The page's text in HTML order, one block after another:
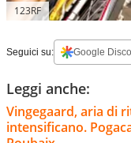
123RF
Seguici su: Google
Leggi anche:
Vingegaard, aria di
intensificano.